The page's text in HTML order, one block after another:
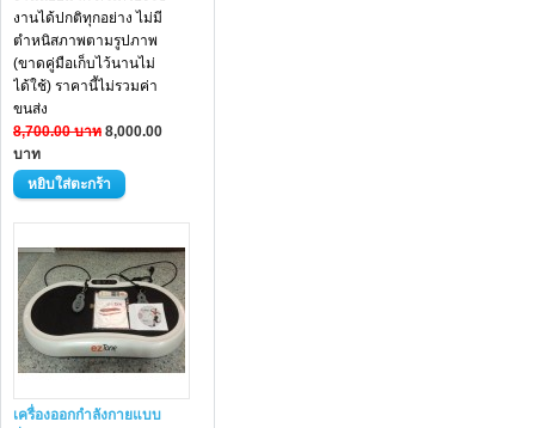
งานได้ปกติทุกอย่าง ไม่มี
ตำหนิสภาพตามรูปภาพ
(ขาดคู่มือเก็บไว้นานไม่
ได้ใช้) ราคานี้ไม่รวมค่า
ขนส่ง
8,700.00 บาท 8,000.00
บาท
เครื่องออกกำลังกายแบบ